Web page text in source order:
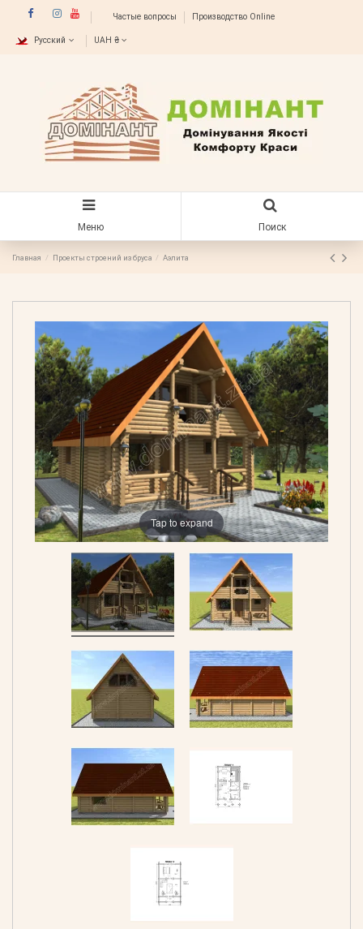
Частые вопросы Производство Online
Русский UAH ₴
Меню Поиск
Главная Проекты строений из бруса Аэлита
Tap to expand